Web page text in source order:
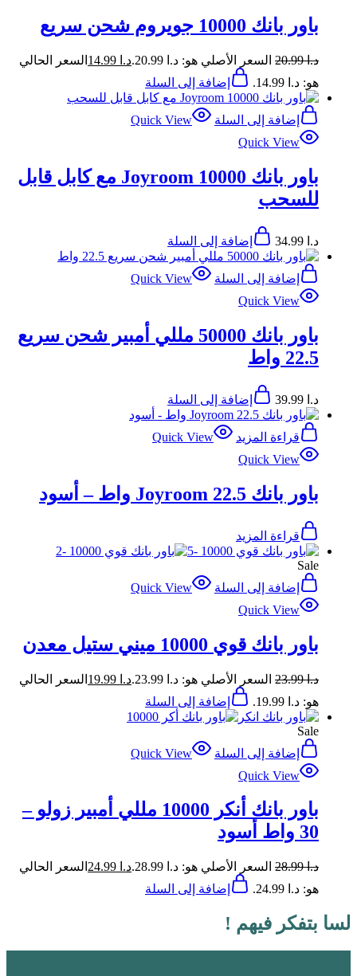
باور بانك 10000 جويروم شحن سريع
د.ا20.99 السعر الأصلي هو: د.ا 20.99. د.ا
السعر الحالي
هو: د.ا 14.99.
إضافة إلى السلة
إضافة إلى السلة
Quick View
Quick View
باور بانك Joyroom 10000 مع كابل قابل
للسحب
د.ا إضافة إلى السلة
إضافة إلى السلة
Quick View
Quick View
باور بانك 50000 مللي أمبير شحن سريع
22.5 واط
د.ا إضافة إلى السلة
قراءة المزيد
Quick View
Quick View
باور بانك Joyroom 22.5 واط – أسود
قراءة المزيد
Sale
إضافة إلى السلة
Quick View
Quick View
باور بانك قوي 10000 ميني ستيل معدن
د.ا23.99 السعر الأصلي هو: د.ا 23.99. د.ا
السعر الحالي
هو: د.ا 19.99.
إضافة إلى السلة
Sale
إضافة إلى السلة
Quick View
Quick View
باور بانك أنكر 10000 مللي أمبير زولو –
30 واط أسود
د.ا28.99 السعر الأصلي هو: د.ا 28.99. د.ا
السعر الحالي
هو: د.ا 24.99.
إضافة إلى السلة
لسا بتفكر فيهم !